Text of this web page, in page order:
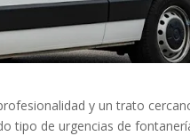
y un trato
tipo de urgencias de